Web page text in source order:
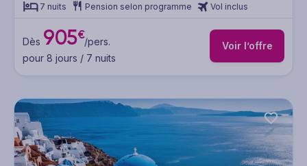
7 nuits Pension selon programme Vol inclus
Dès 905€/pers.
pour 8 jours / 7 nuits
Voir l’offre